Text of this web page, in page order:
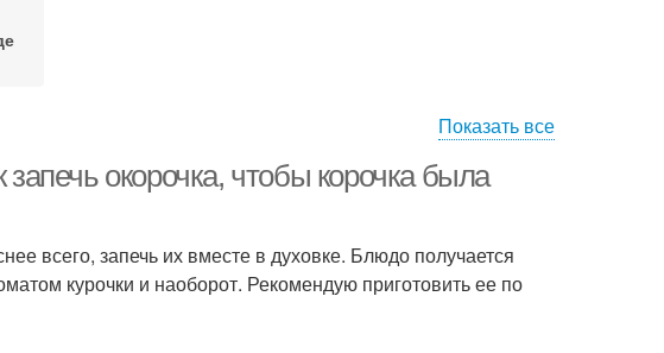
Показать все
окорочка, чтобы корочка была
всего, запечь их вместе в духовке. Блюдо получается
курочки и наоборот. Рекомендую приготовить ее по